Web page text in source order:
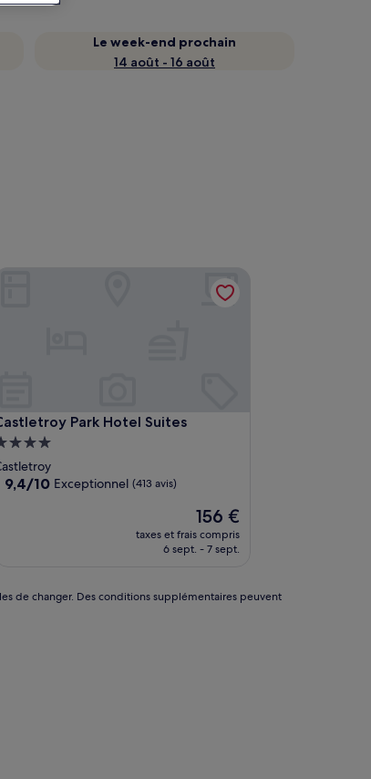
Le week-end prochain
14 août - 16 août
Park Hotel Suites
Park Hotel Suites
étoiles
9.4
9,4/10 Exceptionnel (413 avis)
Le
nouveau
prix
156 €
156 €
taxes et frais compris
6 sept. - 7 sept.
de changer. Des conditions supplémentaires peuvent